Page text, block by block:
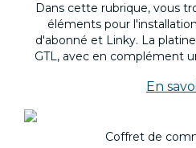
Dans cette rubrique, vous
éléments pour
d'abonné et Linky. La
GTL, avec en complément
En
Coffret de